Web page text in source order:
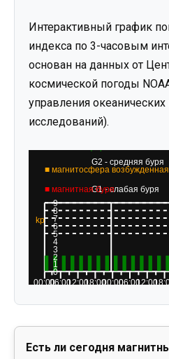
Интерактивный график
индекса по 3-часовым
основан на данных от
космической погоды
управления
исследований).
Есть ли сегодня